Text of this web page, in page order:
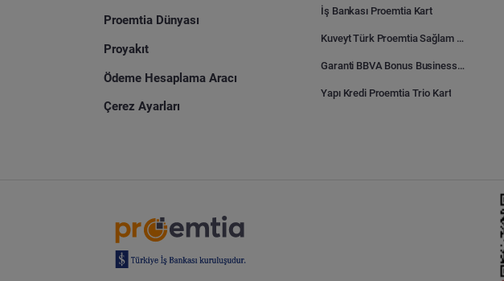
Proemtia Dünyası
Proyakıt
Ödeme Hesaplama Aracı
Çerez Ayarları
İş Bankası Proemtia Kart
Kuveyt Türk Proemtia Sağlam Bayi Kart
Garanti BBVA Bonus Business Proemtia Bayi Kart
Yapı Kredi Proemtia Trio Kart